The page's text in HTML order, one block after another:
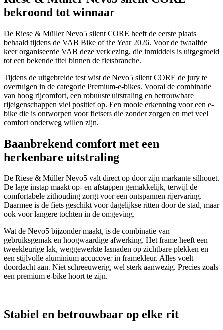
bekroond tot winnaar
De Riese & Müller Nevo5 silent CORE heeft de eerste plaats
behaald tijdens de VAB Bike of the Year 2026. Voor de twaalfde
keer organiseerde VAB deze verkiezing, die inmiddels is uitgegroeid
tot een bekende titel binnen de fietsbranche.
Tijdens de uitgebreide test wist de Nevo5 silent CORE de jury te
overtuigen in de categorie Premium-e-bikes. Vooral de combinatie
van hoog rijcomfort, een robuuste uitstraling en betrouwbare
rijeigenschappen viel positief op. Een mooie erkenning voor een e-
bike die is ontworpen voor fietsers die zonder zorgen en met veel
comfort onderweg willen zijn.
Baanbrekend comfort met een
herkenbare uitstraling
De Riese & Müller Nevo5 valt direct op door zijn markante silhouet.
De lage instap maakt op- en afstappen gemakkelijk, terwijl de
comfortabele zithouding zorgt voor een ontspannen rijervaring.
Daarmee is de fiets geschikt voor dagelijkse ritten door de stad, maar
ook voor langere tochten in de omgeving.
Wat de Nevo5 bijzonder maakt, is de combinatie van
gebruiksgemak en hoogwaardige afwerking. Het frame heeft een
tweekleurige lak, weggewerkte lasnaden op zichtbare plekken en
een stijlvolle aluminium accucover in framekleur. Alles voelt
doordacht aan. Niet schreeuwerig, wel sterk aanwezig. Precies zoals
een premium e-bike hoort te zijn.
Stabiel en betrouwbaar op elke rit